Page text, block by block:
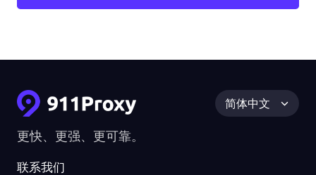
更快、更强、更可靠。
联系我们
简体中文